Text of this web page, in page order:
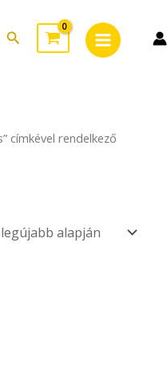
Search
Menu
címkével rendelkező